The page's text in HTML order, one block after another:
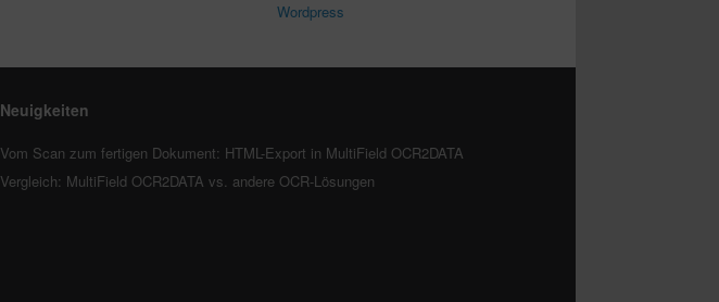
Wordpress
Neuigkeiten
Vom Scan zum fertigen Dokument: HTML-Export in MultiField OCR2DATA
Vergleich: MultiField OCR2DATA vs. andere OCR-Lösungen